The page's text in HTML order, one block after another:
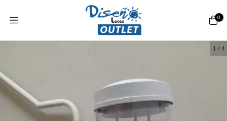
0
1 / 4